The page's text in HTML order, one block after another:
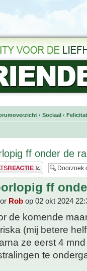
‹ Sociaal ‹
ff onder de
reactie
ff
Rob op 02 okt 2024
de komende
(mij betere
ze eerst 4
te